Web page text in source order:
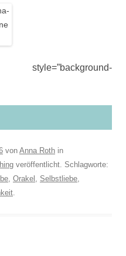
style=”background-
von Anna Roth in
veröffentlicht. Schlagworte:
, Orakel , Selbstliebe,
.